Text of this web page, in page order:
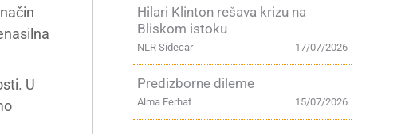
U
Hilari Klinton rešava krizu na
Bliskom istoku
17/07/2026
NLR Sidecar
Predizborne dileme
15/07/2026
Alma Ferhat